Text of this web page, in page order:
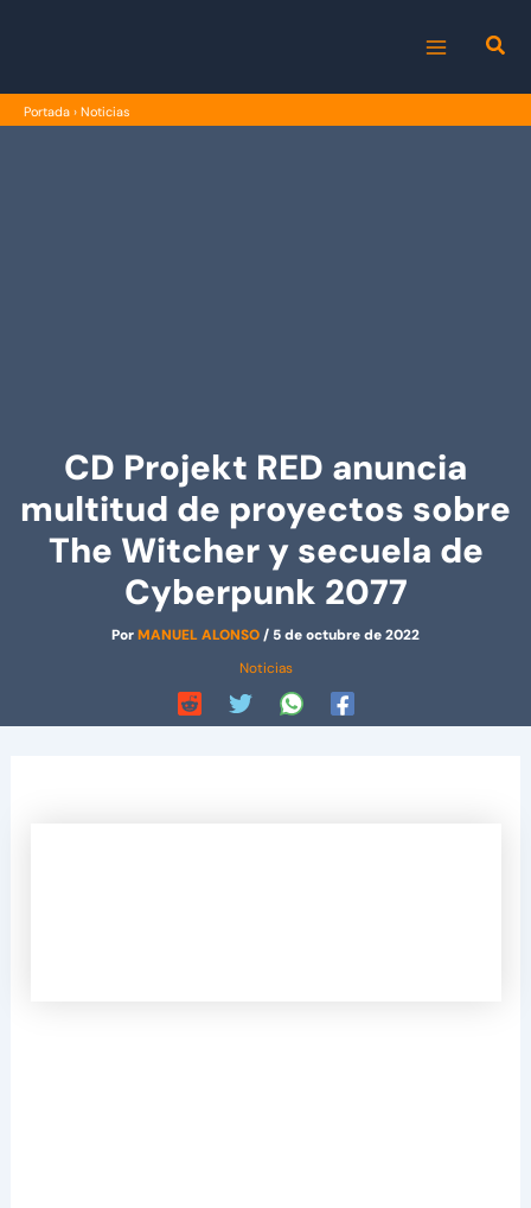
MENU
Portada › Noticias
CD Projekt RED anuncia
multitud de proyectos sobre
The Witcher y secuela de
Cyberpunk 2077
PorMANUEL ALONSO/ 5 de octubre de 2022
Noticias